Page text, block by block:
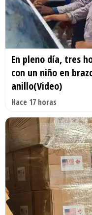
En pleno día, tres
con un niño en
anillo(Video)
Hace 17 horas